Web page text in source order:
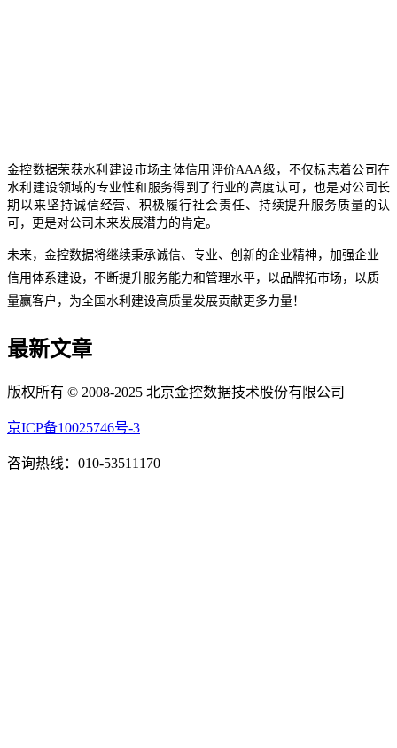
金控数据荣获水利建设市场主体信用评价AAA级，不仅标志着公司在
水利建设领域的专业性和服务得到了行业的高度认可，也是对公司长
期以来坚持诚信经营、积极履行社会责任、持续提升服务质量的认
可，更是对公司未来发展潜力的肯定。
未来，金控数据将继续秉承诚信、专业、创新的企业精神，加强企业
信用体系建设，不断提升服务能力和管理水平，以品牌拓市场，以质
量赢客户，为全国水利建设高质量发展贡献更多力量！
最新文章
版权所有 © 2008-2025 北京金控数据技术股份有限公司
京ICP备10025746号-3
咨询热线：010-53511170